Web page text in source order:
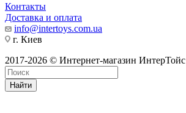
Контакты
Доставка и оплата
info@intertoys.com.ua
г. Киев
2017-2026 © Интернет-магазин ИнтерТойс
Найти